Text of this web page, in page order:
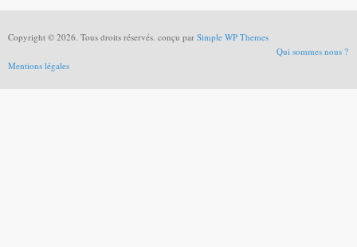
Copyright © 2026. Tous droits réservés. conçu par Simple WP Themes
Qui sommes nous ?
Mentions légales